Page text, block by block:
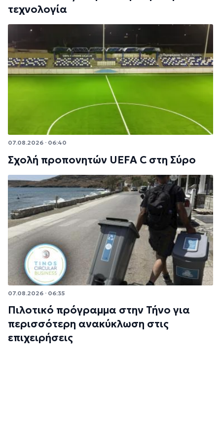
τεχνολογία
07.08.2026 · 06:40
Σχολή προπονητών UEFA C στη Σύρο
07.08.2026 · 06:35
Πιλοτικό πρόγραμμα στην Τήνο για
περισσότερη ανακύκλωση στις
επιχειρήσεις